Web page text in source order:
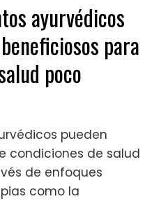
ayurvédicos
para
poco
pueden
condiciones de salud
de enfoques
como la